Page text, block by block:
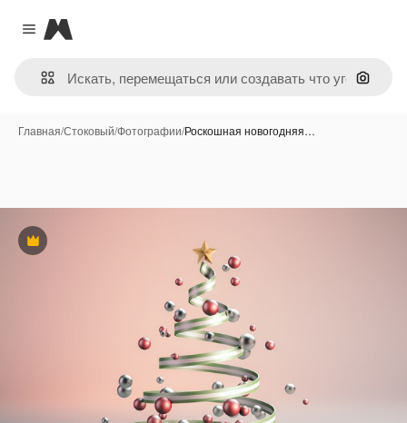
Close menu
Magnific
Поиск
Главная/Стоковый/Фотографии/Роскошная новогодняя…
Премиум